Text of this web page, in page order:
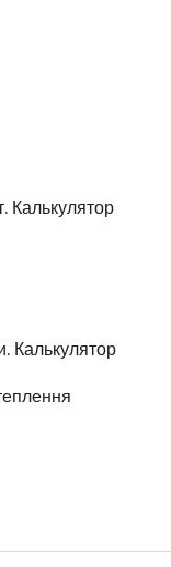
Калькулятор
Калькулятор